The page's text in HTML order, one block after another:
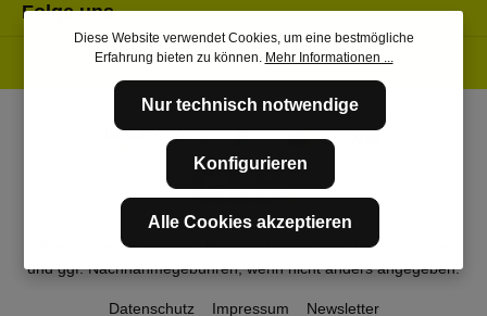
Folge uns
* Alle Preise inkl. gesetzl. Mehrwertsteuer zzgl.Versandkosten
und ggf. Nachnahmegebühren, wenn nicht anders angegeben.
Datenschutz Impressum Newsletter
Diese Website verwendet Cookies, um eine bestmögliche
Erfahrung bieten zu können. Mehr Informationen ...
Nur technisch notwendige
Konfigurieren
Alle Cookies akzeptieren